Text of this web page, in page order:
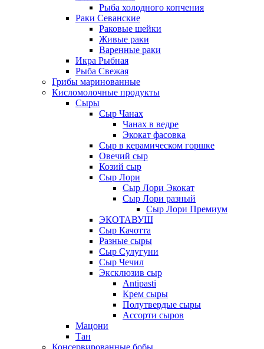
Рыба холодного копчения
Раки Севанские
Раковые шейки
Живые раки
Варенные раки
Икра Рыбная
Рыба Свежая
Грибы маринованные
Кисломолочные продукты
Сыры
Сыр Чанах
Чанах в ведре
Экокат фасовка
Сыр в керамическом горшке
Овечий сыр
Козий сыр
Сыр Лори
Сыр Лори Экокат
Сыр Лори разный
Сыр Лори Премиум
ЭКОТАВУШ
Сыр Качотта
Разные сыры
Сыр Сулугуни
Сыр Чечил
Эксклюзив сыр
Antipasti
Крем сыры
Полутвердые сыры
Ассорти сыров
Мацони
Тан
Консервированные бобы